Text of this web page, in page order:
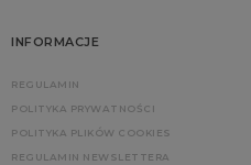
INFORMACJE
REGULAMIN
POLITYKA PRYWATNOŚCI
POLITYKA PLIKÓW COOKIES
REGULAMIN NEWSLETTERA